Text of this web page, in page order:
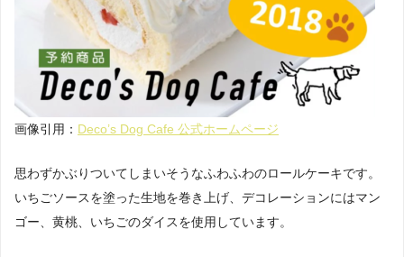
画像引用： Deco’s Dog Cafe 公式ホームページ
思わずかぶりついてしまいそうなふわふわのロールケーキです。
いちごソースを塗った生地を巻き上げ、デコレーションにはマン
ゴー、黄桃、いちごのダイスを使用しています。